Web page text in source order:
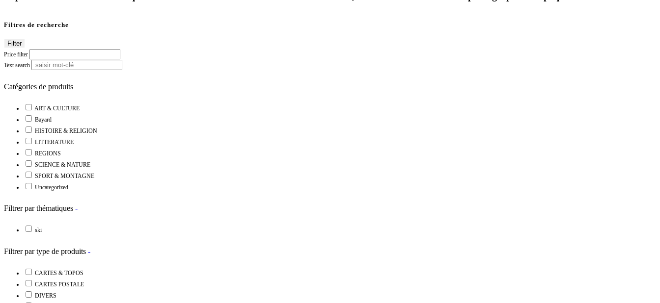
Filtres de recherche
Filter
Price filter
Text search
Catégories de produits
ART & CULTURE
Bayard
HISTOIRE & RELIGION
LITTERATURE
REGIONS
SCIENCE & NATURE
SPORT & MONTAGNE
Uncategorized
Filtrer par thématiques -
ski
Filtrer par type de produits -
CARTES & TOPOS
CARTES POSTALE
DIVERS